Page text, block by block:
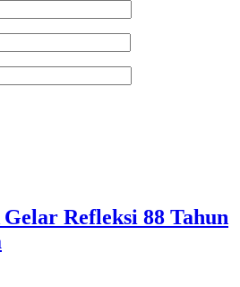
Refleksi 88 Tahun